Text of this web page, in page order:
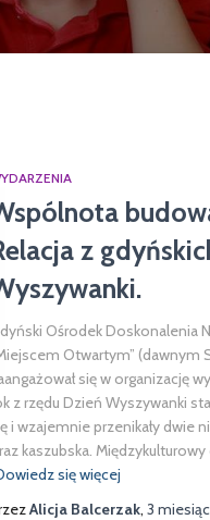
z
Ośrodek Doskonalenia
Otwartym” (dawnym
się w organizację
z rzędu Dzień Wyszywanki
i wzajemnie przenikały dwie
kaszubska.
się więcej
Alicja Balcerzak, 3